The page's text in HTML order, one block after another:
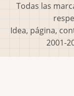
Todas las
Idea, página,
2001-